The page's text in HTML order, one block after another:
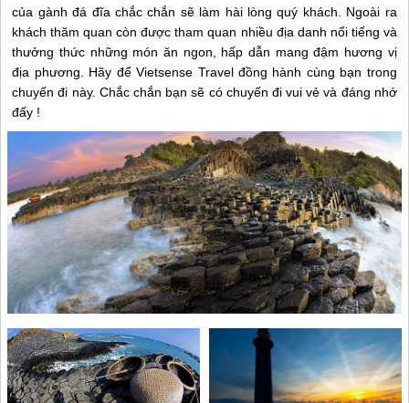
của gành đá đĩa chắc chắn sẽ làm hài lòng quý khách. Ngoài ra
khách thăm quan còn được tham quan nhiều địa danh nổi tiếng và
thưởng thức những món ăn ngon, hấp dẫn mang đậm hương vị
địa phương. Hãy để Vietsense Travel đồng hành cùng bạn trong
chuyến đi này. Chắc chắn bạn sẽ có chuyến đi vui vẻ và đáng nhớ
đấy !